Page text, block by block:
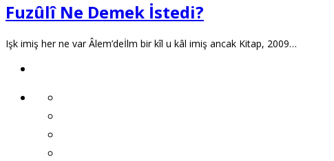
Fuzûlî Ne Demek İstedi?
Işk imiş her ne var Âlem’deİlm bir kîl u kâl imiş ancak Kitap, 2009…